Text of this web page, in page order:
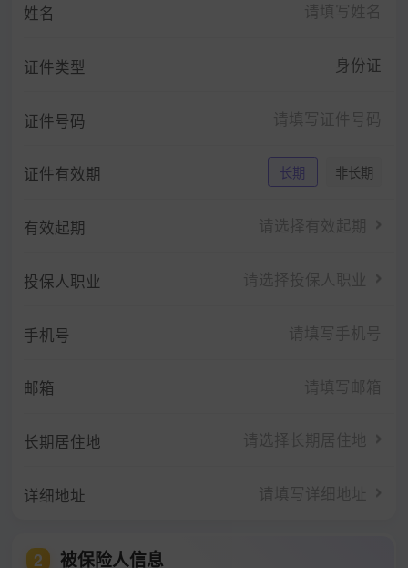
姓名
证件类型 身份证
证件号码
证件有效期 长期 非长期
有效起期
投保人职业
手机号
邮箱
长期居住地
详细地址
2 被保险人信息